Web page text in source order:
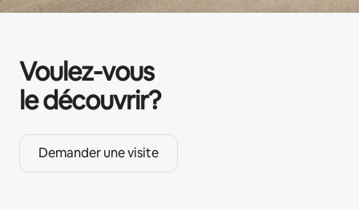
Voulez-vous
le découvrir?
Demander une visite